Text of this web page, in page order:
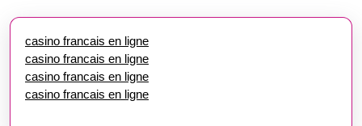
casino francais en ligne
casino francais en ligne
casino francais en ligne
casino francais en ligne